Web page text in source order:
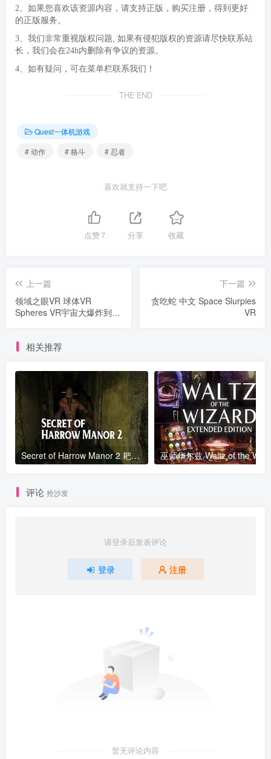
2、如果您喜欢该资源内容，请支持正版，购买注册，得到更好
的正版服务。
3、我们非常重视版权问题, 如果有侵犯版权的资源请尽快联系站
长，我们会在24h内删除有争议的资源。
4、如有疑问，可在菜单栏联系我们！
THE END
Quest一体机游戏
# 动作
# 格斗 # 忍者
喜欢就支持一下吧
点赞7 分享 收藏
上一篇
领域之眼VR 球体VR
Spheres VR宇宙大爆炸到黑
下一篇
贪吃蛇 中文 Space Slurpies
VR
相关推荐
Secret of Harrow Manor 2 耙庄园的秘密 2
评论 抢沙发
请登录后发表评论
登录 注册
暂无评论内容